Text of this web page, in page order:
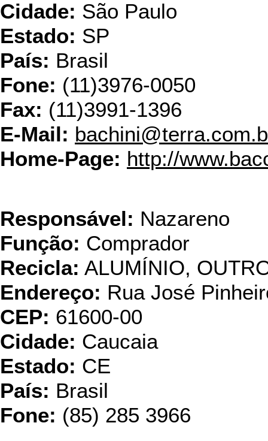
Cidade: São Paulo
Estado: SP
País: Brasil
Fone: (11)3976-0050
Fax: (11)3991-1396
E-Mail:
Home-Page: http://
Responsável: Nazareno
Função: Comprador
Recicla: ALUMÍNIO,
Endereço: Rua José
CEP: 61600-00
Cidade: Caucaia
Estado: CE
País: Brasil
Fone: (85) 285 3966